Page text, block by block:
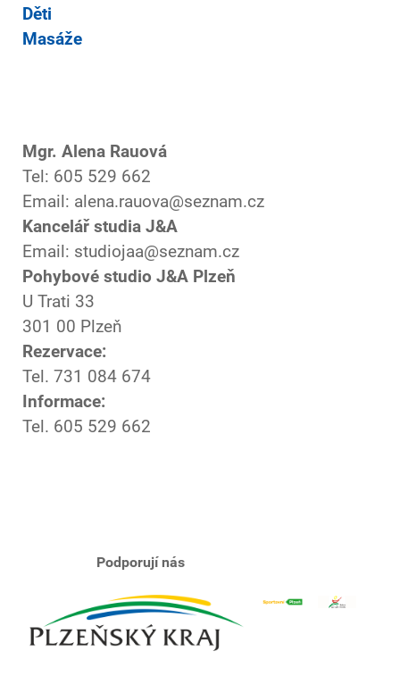
Děti
Masáže
Mgr. Alena Rauová
Tel: 605 529 662
Email: alena.rauova@seznam.cz
Kancelář studia J&A
Email: studiojaa@seznam.cz
Pohybové studio J&A Plzeň
U Trati 33
301 00 Plzeň
Rezervace:
Tel. 731 084 674
Informace:
Tel. 605 529 662
Podporují nás